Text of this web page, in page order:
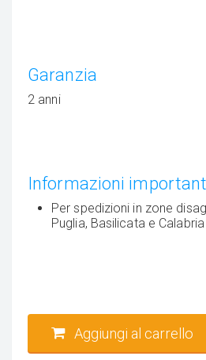
Garanzia
2 anni
Informazioni
Per spedizioni in zone
Puglia, Basilicata e
Aggiungi al carrello